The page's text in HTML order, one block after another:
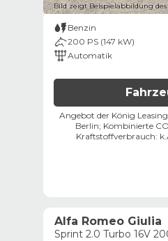
Bild zeigt Beispielabbildung
Benzin
200 PS (147 kW)
Automatik
Angebot der König
Berlin; Kombinierte
Kraftstoffverbrauch:
Alfa Romeo Giulia
Sprint 2.0 Turbo 16V